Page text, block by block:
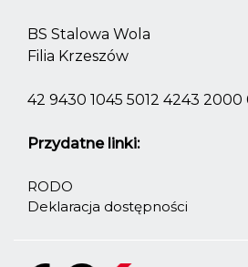
BS Stalowa Wola
Filia Krzeszów
42 9430 1045 5012 4243 2000
Przydatne linki:
RODO
Deklaracja dostępności